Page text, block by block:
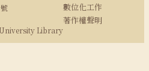
Library
數位化工作
著作權聲明